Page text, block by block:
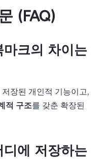
(FAQ)
크의 차이는
장된 개인적 기능이고,
적 구조를 갖춘 확장된
에 저장하는